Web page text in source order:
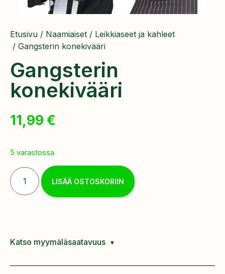
Etusivu / Naamiaiset / Leikkiaseet ja kahleet
/ Gangsterin konekivääri
Gangsterin
konekivääri
11,99 €
5 varastossa
LISÄÄ OSTOSKORIIN
Katso myymäläsaatavuus